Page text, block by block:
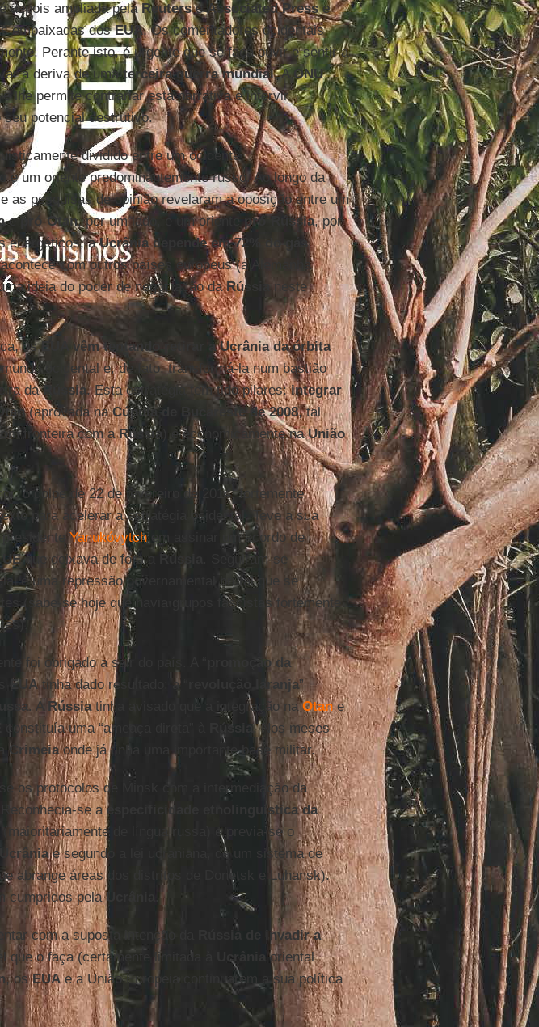
depois ampliada pelaReuterseAssociated Presse
embaixadas dosEUA. Os comentadores ocidentais
Perante isto, é urgente que se faça ouvir e sentir a
a deriva de umaterceira guerra mundial. A ONU
lhe permite contrariar esta narrativa e intervir
potencial destrutivo.
dividido entre um ocidente
e um oriente predominantemente russo. Ao longo da
as pesquisas de opinião revelaram a oposição entre um
epró-Otan, por um lado, e um oriente pró Rússia, por
energéticos, aUcrânia depende em 72% do gás
com outros países europeus (a Alemanha
ideia do poder de negociação daRússia neste
osEUA vêm tentando retirar a Ucrânia da órbita
ocidental e, de fato, transformá-la num bastião
daRússia. Esta estratégia tem tido pilares:integrar
(aprovada naCúpula de Bucareste de 2008, tal
fronteira com aRússia ) e economicamente naUnião
o golpe de 22 de fevereiro de 2014, fortemente
para acelerar a estratégia ocidental. Teve a sua
presidenteYanukóvytch em assinar um acordo de
UEque deixava de fora a Rússia
. Seguiram-se
e uma repressão governamental brutal que se
(sabe-se hoje que havia grupos fascistas fortemente
foi obrigado a sair do país. A “ promoção da
EUAtinha dado resultado: a “ laranja”
russa. A Rússiatinha avisado que a integração naOtan e
constituía uma “ameaça direta” à Rússia . Nos meses
Crimeiaonde já tinha uma importante base militar.
os protocolos de Minsk com a intermediação da
se aespecificidade etnolinguística da
) (maioritariamente de língua russa) e previa-se o
Ucrâniae segundo a lei ucraniana, de um sistema de
abrange áreas dos distritos de Donetsk e Luhansk).
cumpridos pelaUcrânia
com a suposta intenção da
Rússia de invadir a
que o faça (certamente limitada à Ucrânia
oriental
, osEUAe a União Europeia continuarem a sua política